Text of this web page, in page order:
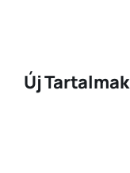
Új Tartalmak